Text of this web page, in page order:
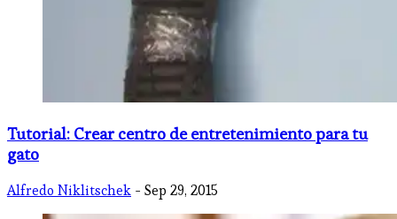
Tutorial: Crear centro de entretenimiento para tu
gato
Alfredo Niklitschek - Sep 29, 2015